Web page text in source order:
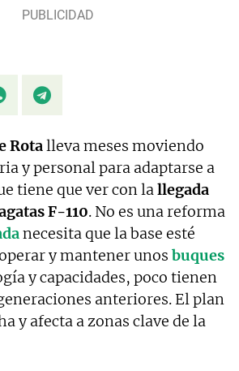
Rotalleva meses moviendo
y personal para adaptarse a
tiene que ver con lallegada
F-110. No es una reforma
necesita que la base esté
y mantener unos buques
y capacidades, poco tienen
anteriores. El plan
y afecta a zonas clave de la